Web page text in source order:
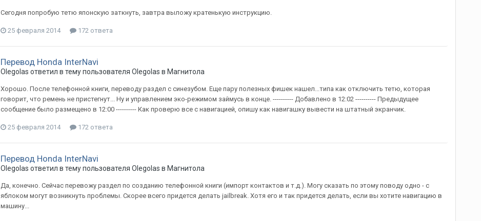
Сегодня попробую тетю японскую заткнуть, завтра выложу кратенькую инструкцию.
25 февраля 2014 172 ответа
Перевод Honda InterNavi
Olegolas ответил в тему пользователя Olegolas в Магнитола
Хорошо. После телефонной книги, переводу раздел с синезубом. Еще пару полезных фишек нашел...типа как отключить тетю, которая
говорит, что ремень не пристегнут... Ну и управлением эко-режимом займусь в конце. ---------- Добавлено в 12:02 ---------- Предыдущее
сообщение было размещено в 12:00 ---------- Как проверю все с навигацией, опишу как навигашку вывести на штатный экранчик.
25 февраля 2014 172 ответа
Перевод Honda InterNavi
Olegolas ответил в тему пользователя Olegolas в Магнитола
Да, конечно. Сейчас перевожу раздел по созданию телефонной книги (импорт контактов и т.д.). Могу сказать по этому поводу одно - с
яблоком могут возникнуть проблемы. Скорее всего придется делать jailbreak. Хотя его и так придется делать, если вы хотите навигацию в
машину...